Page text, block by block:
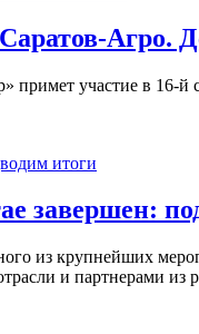
Агро.
примет участие в 16-й
завершен:
из крупнейших
и партнерами из